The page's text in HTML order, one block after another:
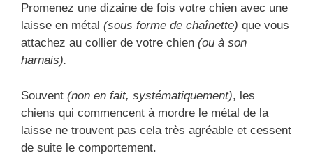
Promenez une dizaine de fois votre chien avec une
laisse en métal (sous forme de chaînette) que vous
attachez au collier de votre chien (ou à son
harnais).
Souvent (non en fait, systématiquement), les
chiens qui commencent à mordre le métal de la
laisse ne trouvent pas cela très agréable et cessent
de suite le comportement.